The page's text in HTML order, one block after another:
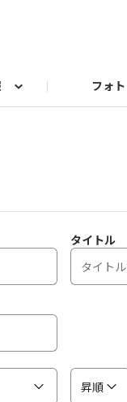
企画】
フォト
タイトル
昇順